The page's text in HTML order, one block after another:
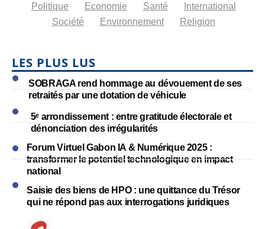
Politique Economie Santé
International
Société
Environnement Religion
LES PLUS LUS
SOBRAGA rend hommage au dévouement de ses
retraités par une dotation de véhicule
5ᵉ arrondissement : entre gratitude électorale et
dénonciation des irrégularités
Forum Virtuel Gabon IA & Numérique 2025 :
transformer le potentiel technologique en impact
national
Saisie des biens de HPO : une quittance du Trésor
qui ne répond pas aux interrogations juridiques